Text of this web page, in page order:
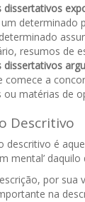
dissertativos
um
resumos de
dissertativos
comece a
ou matérias de
Descritivo
descritivo é
mental’
por
na